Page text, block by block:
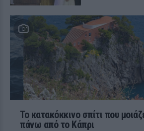
Το κατακόκκινο σπίτι που
πάνω από το Κάπρι